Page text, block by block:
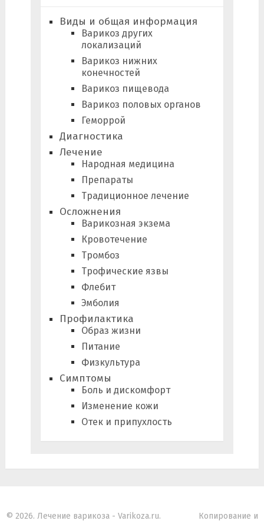
Виды и общая информация
Варикоз других
локализаций
Варикоз нижних
конечностей
Варикоз пищевода
Варикоз половых органов
Геморрой
Диагностика
Лечение
Народная медицина
Препараты
Традиционное лечение
Осложнения
Варикозная экзема
Кровотечение
Тромбоз
Трофические язвы
Флебит
Эмболия
Профилактика
Образ жизни
Питание
Физкультура
Симптомы
Боль и дискомфорт
Изменение кожи
Отек и припухлость
© 2026. Лечение варикоза - Varikoza.ru. Копирование и